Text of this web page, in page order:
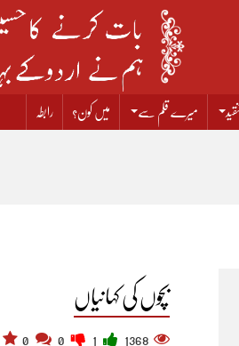
میرے قلم سے میں کون؟ رابطہ
بچوں کی کہانیاں
1368